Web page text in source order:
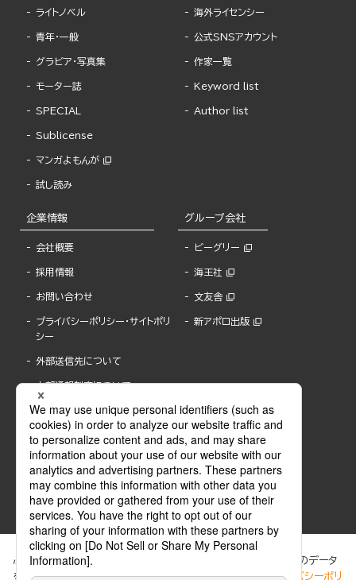
ライトノベル
青年・一般
グラビア・写真集
モーター誌
SPECIAL
Sublicense
マンガよもんが
試し読み
海外ライセンシー
公式SNSアカウント
作家一覧
Keyword list
Author list
企業情報
会社概要
採用情報
お問い合わせ
プライバシーポリシー・サイトポリ
シー
外部送信先について
内部通報制度について
グループ会社
ビーグリー
海王社
文友舎
新アポロ出版
ぶんか社が運営するサイトでは、利便性向上のためにCookie等のデータ
を使用しています。 当社のCookieについての詳細は、「プライバシーポリ